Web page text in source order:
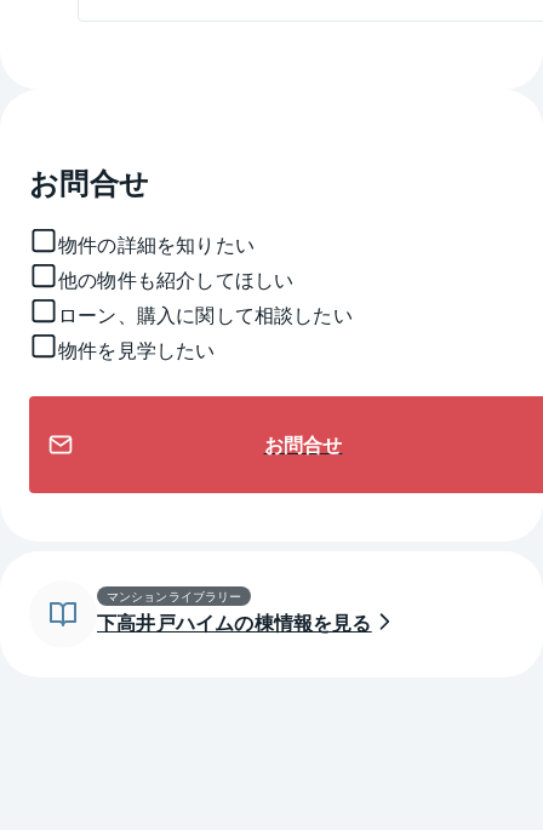
お問合せ
物件の詳細を知りたい
他の物件も紹介してほしい
ローン、購入に関して相談したい
物件を見学したい
お問合せ
マンションライブラリー
下高井戸ハイムの棟情報を見る